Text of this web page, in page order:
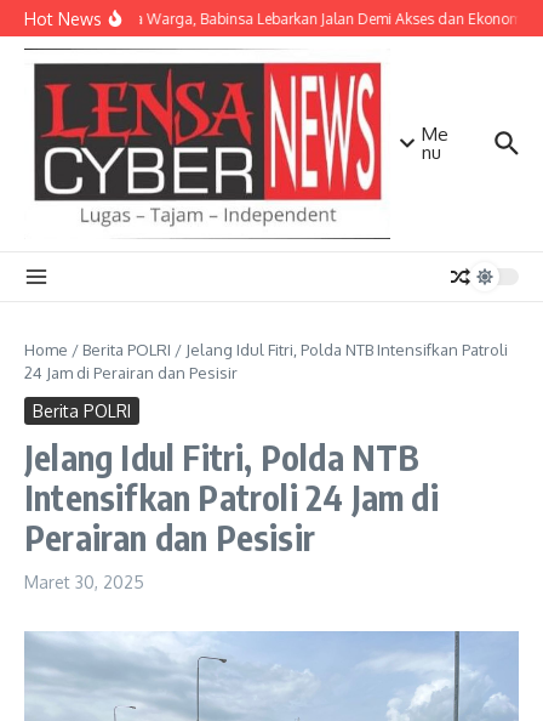
Lewati ke konten
Hot NewsBersama Warga, Babinsa Lebarkan Jalan Demi Akses dan Ekonomi
Me
nu
Home / Berita POLRI / Jelang Idul Fitri, Polda NTB Intensifkan Patroli
24 Jam di Perairan dan Pesisir
Berita POLRI
Jelang Idul Fitri, Polda NTB
Intensifkan Patroli 24 Jam di
Perairan dan Pesisir
Maret 30, 2025